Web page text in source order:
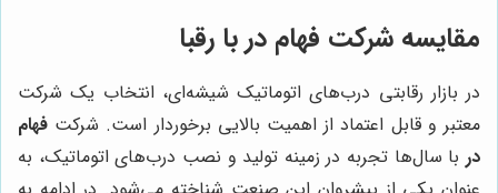
مقایسه شرکت فهام در با رقبا
در بازار رقابتی درب‌های اتوماتیک شیشه‌ای، انتخاب یک شرکت
معتبر و قابل اعتماد از اهمیت بالایی برخوردار است. شرکت فهام
در با سال‌ها تجربه در زمینه تولید و نصب درب‌های اتوماتیک، به